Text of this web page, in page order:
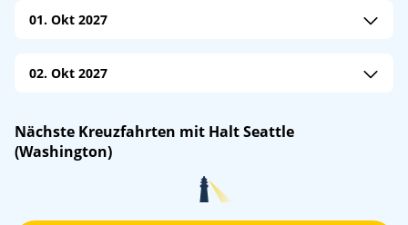
01. Okt 2027
An: 06:00Ab: 16:30
02. Okt 2027
An: 06:00Ab: 15:00
Holland America Line
Nächste Kreuzfahrten mit Halt Seattle
(Washington)